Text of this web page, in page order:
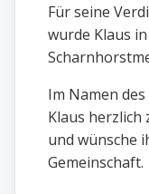
Für seine
wurde Klaus
Im Namen
Klaus
und wünsche
Gemeinschaft.